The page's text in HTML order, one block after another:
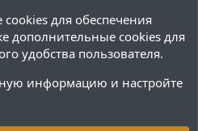
cookies для обеспечения
дополнительные cookies для
удобства пользователя.
информацию и настройте